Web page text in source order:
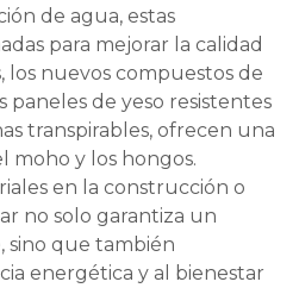
de agua, estas
para mejorar la calidad
los nuevos compuestos de
paneles de yeso resistentes
transpirables, ofrecen una
moho y los hongos.
en la construcción o
no solo garantiza un
sino que también
energética y al bienestar